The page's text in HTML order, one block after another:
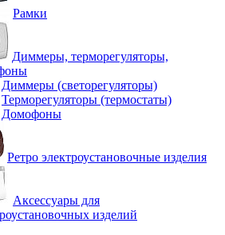
Рамки
Диммеры, терморегуляторы,
Диммеры (светорегуляторы)
Терморегуляторы (термостаты)
Домофоны
Ретро электроустановочные изделия
Аксессуары для
изделий